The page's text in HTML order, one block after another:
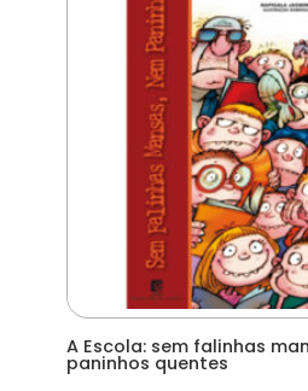
A Escola: sem falinhas
paninhos quentes